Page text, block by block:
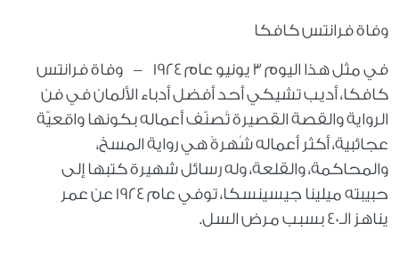
وفاة فرانتس كافكا
في مثل هذا اليوم 3 يونيو عام 1924 – وفاة فرانتس
كافكا، أديب تشيكي أحد أفضل أدباء الألمان في فن
الرواية والقصة القصيرة تُصنّف أعماله بكونها واقعيّة
عجائبية، أكثر أعماله شُهرةً هي رواية المسخ،
والمحاكمة، والقلعة، وله رسائل شهيرة كتبها إلى
حبيبته ميلينا جيسينسكا، توفي عام 1924 عن عمر
يناهز الـ40 بسبب مرض السل
.